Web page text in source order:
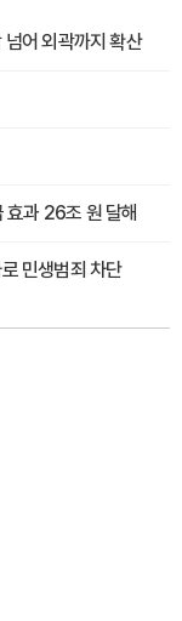
어 외곽까지 확산
효과 26조 원 달해
민생범죄 차단